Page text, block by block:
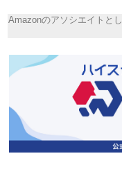
Amazonのアソシエイトと